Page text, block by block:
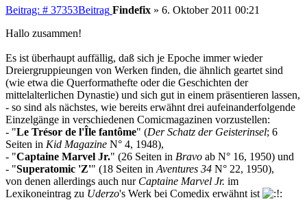
Beitrag: # 37353Beitrag Findefix » 6. Oktober 2011 00:21
Hallo zusammen!
Es ist überhaupt auffällig, daß sich je Epoche immer wieder
Dreiergruppieungen von Werken finden, die ähnlich geartet sind
(wie etwa die Querformathefte oder die Geschichten der
mittelalterlichen Dynastie) und sich gut in einem präsentieren lassen,
- so sind als nächstes, wie bereits erwähnt drei aufeinanderfolgende
Einzelgänge in verschiedenen Comicmagazinen vorzustellen:
- "Le Trésor de l'Île fantôme" (Der Schatz der Geisterinsel; 6
Seiten in Kid Magazine N° 4, 1948),
- "Captaine Marvel Jr." (26 Seiten in Bravo ab N° 16, 1950) und
- "Superatomic 'Z'" (18 Seiten in Aventures 34 N° 22, 1950),
von denen allerdings auch nur Captaine Marvel Jr. im
Lexikoneintrag zu Uderzo's Werk bei Comedix erwähnt ist